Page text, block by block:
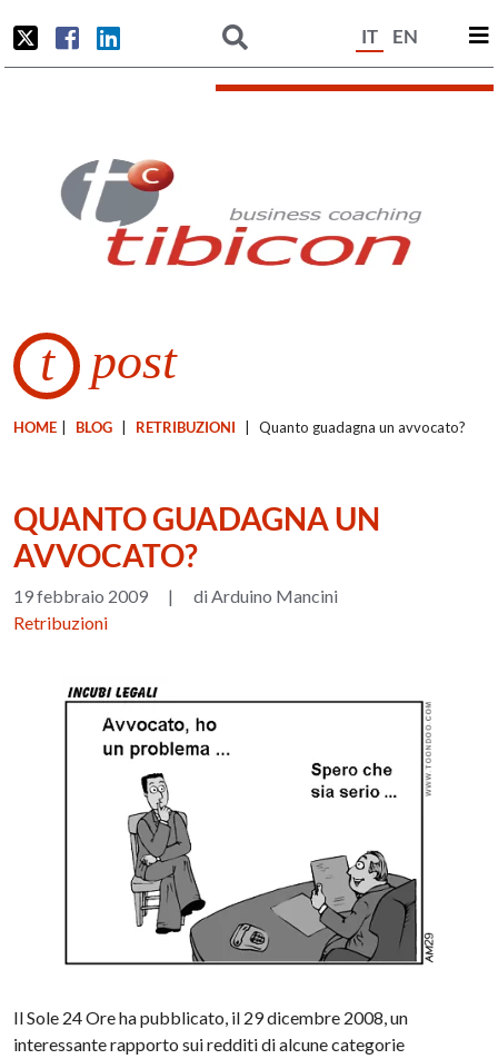
IT EN
t post
HOME BLOG RETRIBUZIONI Quanto guadagna un avvocato?
QUANTO GUADAGNA UN
AVVOCATO?
19 febbraio 2009 |
di Arduino Mancini
Retribuzioni
Il Sole 24 Ore ha pubblicato, il 29 dicembre 2008, un
interessante rapporto sui redditi di alcune categorie